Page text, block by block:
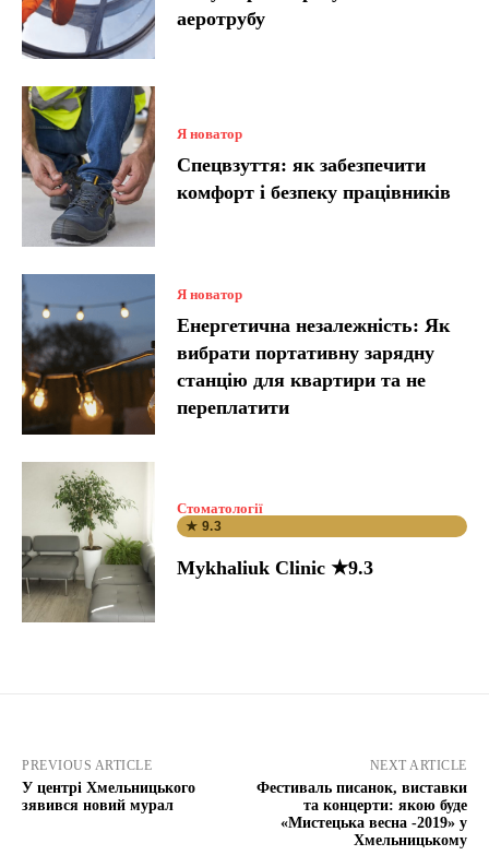
аеротрубу
Я новатор
Спецвзуття: як забезпечити
комфорт і безпеку працівників
Я новатор
Енергетична незалежність: Як
вибрати портативну зарядну
станцію для квартири та не
переплатити
Стоматології
★ 9.3
Mykhaliuk Clinic ★9.3
PREVIOUS ARTICLE
У центрі Хмельницького
зявився новий мурал
NEXT ARTICLE
Фестиваль писанок, виставки
та концерти: якою буде
«Мистецька весна -2019» у
Хмельницькому